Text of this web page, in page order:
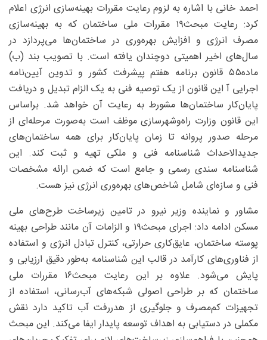
احمد خانی با اشاره به لزوم رعایت مقررات بهینه‌سازی انرژی اعلام
کرد: رعایت مبحث۱۹ مقررات ملی ساختمان که به بهینه‌سازی
مصرف انرژی و افزایش بهره‌وری در ساختمان‌ها می‌پردازد در
سال‌های اخیر اهمیتی دوچندان یافته است. با تصویب بند (ب)
ماده۵۵ قانون برنامه هفتم پیشرفت کشور و تدوین آیین‌نامه
اجرایی آ این قانون از یک توصیه فنی به یک الزام تبدیل و دریافت
پایان‌کار ساختمان‌ها مشورط به رعایت آن خواهد شد. براساس
این قانون وزارت راه‌وشهرسازی موظف است به‌صورت مرحله‌ای از
مرحله صدور پروانه تا زمان پایان‌کار برای همه ساختمان‌های
جدیدالاحداث شناسنامه فنی و ملکی تهیه و ثبت کند. این
شناسنامه سندی رسمی و جامع است که ضمن ارائه مشخصات
فنی و سازه‌ای شامل شاخص‌های بهره‌وری انرژی نیز هست.
مشاور و نماینده وزیر نیرو در تامین زیرساخت طرح‌های ملی
مسکن ادامه داد: اجرای مبحث۱۹ و الزامات آن مانند طراحی بهینه
پوسته ساختمان، عایق‌کاری حرارتی، کنترل تبادل انرژی و استفاده
از فناوری‌های کارآمد در قالب این شناسنامه به‌طور دقیق ارزیابی و
پایش می‌شود. علاوه بر این رعایت مبحث۱۶ مقررات ملی
ساختمان که بر طراحی اصولی شبکه‌های آب‌رسانی، استفاده از
تجهیزات کم‌مصرف و جلوگیری از هدررفت آب تاکید دارد نقش
مکملی در دستیابی به اهداف توسعه پایدار ایفا می‌کند. این مبحث